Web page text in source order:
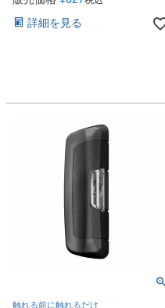
詳細を見る
触れる前に触れるだけ